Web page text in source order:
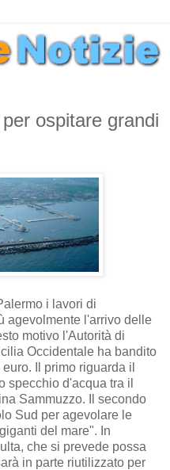
ospitare grandi
i lavori di
agevolmente l'arrivo delle
motivo l'Autorità di
Occidentale ha bandito
Il primo riguarda il
specchio d'acqua tra il
Sammuzzo. Il secondo
Sud per agevolare le
del mare". In
che si prevede possa
in parte riutilizzato per